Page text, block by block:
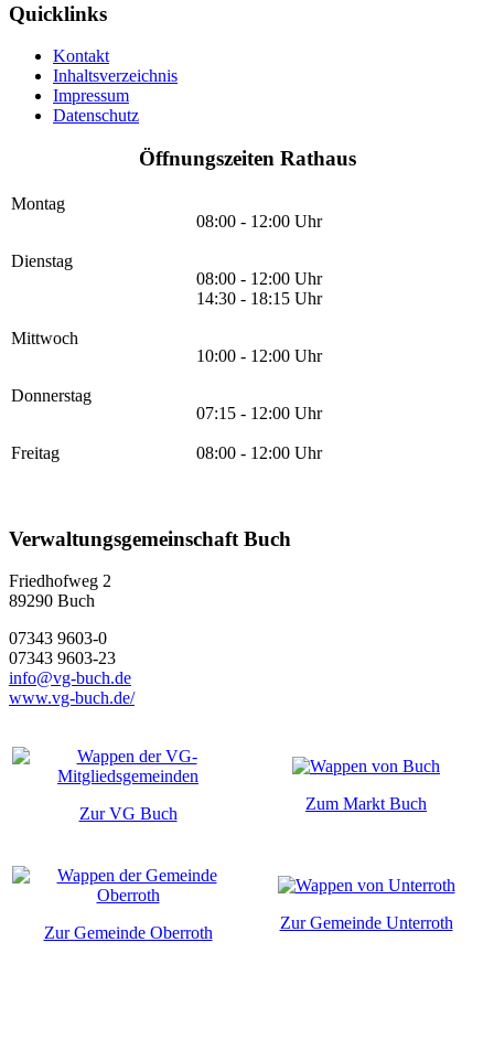
Quicklinks
Kontakt
Inhaltsverzeichnis
Impressum
Datenschutz
Öffnungszeiten Rathaus
Montag
08:00 - 12:00 Uhr
Dienstag
08:00 - 12:00 Uhr
14:30 - 18:15 Uhr
Mittwoch
10:00 - 12:00 Uhr
Donnerstag
07:15 - 12:00 Uhr
Freitag 08:00 - 12:00 Uhr
Verwaltungsgemeinschaft Buch
Friedhofweg 2
89290 Buch
07343 9603-0
07343 9603-23
info@vg-buch.de
www.vg-buch.de/
Zur VG Buch
Zum Markt Buch
Zur Gemeinde Oberroth
Zur Gemeinde Unterroth